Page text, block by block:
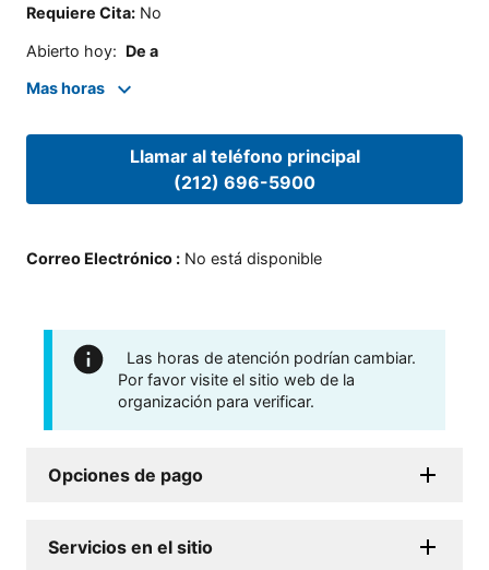
Requiere Cita: No
Abierto hoy: De a
Mas horas
Llamar al teléfono principal
(212) 696-5900
Correo Electrónico : No está disponible
Las horas de atención podrían cambiar.
Por favor visite el sitio web de la
organización para verificar.
Opciones de pago
Servicios en el sitio